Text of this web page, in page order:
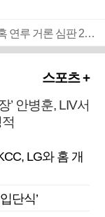
■ 축구협회 ‘성 접대’ 의혹 일파만파…日도 의혹 연루 거론 심판 2명 조사
스포츠 +
’ 안병훈, LIV서
LG와 홈 개
단식’